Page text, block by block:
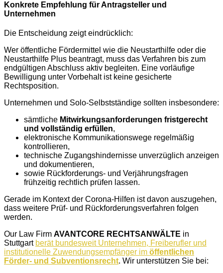
Konkrete Empfehlung für Antragsteller und
Unternehmen
Die Entscheidung zeigt eindrücklich:
Wer öffentliche Fördermittel wie die Neustarthilfe oder die
Neustarthilfe Plus beantragt, muss das Verfahren bis zum
endgültigen Abschluss aktiv begleiten. Eine vorläufige
Bewilligung unter Vorbehalt ist keine gesicherte
Rechtsposition.
Unternehmen und Solo-Selbstständige sollten insbesondere:
sämtliche Mitwirkungsanforderungen fristgerecht
und vollständig erfüllen,
elektronische Kommunikationswege regelmäßig
kontrollieren,
technische Zugangshindernisse unverzüglich anzeigen
und dokumentieren,
sowie Rückforderungs- und Verjährungsfragen
frühzeitig rechtlich prüfen lassen.
Gerade im Kontext der Corona-Hilfen ist davon auszugehen,
dass weitere Prüf- und Rückforderungsverfahren folgen
werden.
Our Law Firm AVANTCORE RECHTSANWÄLTE in
Stuttgart berät bundesweit Unternehmen, Freiberufler und
institutionelle Zuwendungsempfänger im öffentlichen
Förder- und Subventionsrecht. Wir unterstützen Sie bei: